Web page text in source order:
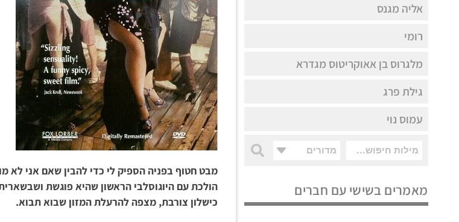
אליה מגנס
רומי
מלגרוס בן אאוקריטוס מגדרא
גילת פרג
עמוס נוי
מדורים
מאמרים בשישי עם חברים
מבט חטוף בפניה הספיק לי כדי להבין שאם אני לא
הולכת עם היוגוסלבי הראשון שהיא פוגשת
כישלון צורבת, מצפה להרעלת המזון שבוא תבוא.